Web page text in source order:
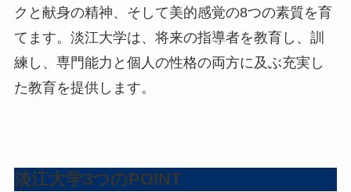
クと献身の精神、そして美的感覚の8つの素質を育
てます。淡江大学は、将来の指導者を教育し、訓
練し、専門能力と個人の性格の両方に及ぶ充実し
た教育を提供します。
淡江大学3つのPOINT